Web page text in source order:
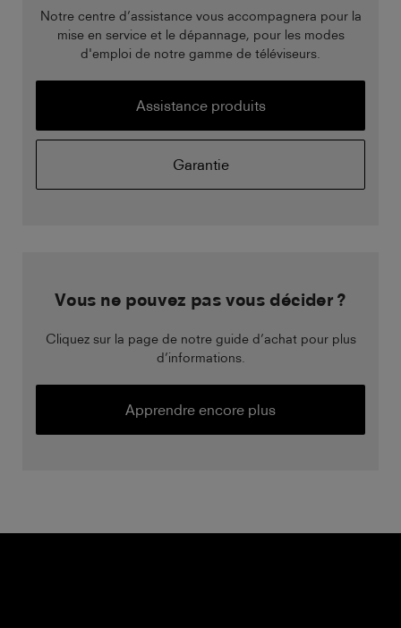
Notre centre d’assistance vous accompagnera pour la
mise en service et le dépannage, pour les modes
d'emploi de notre gamme de téléviseurs.
Assistance produits
Garantie
Vous ne pouvez pas vous décider ?
Cliquez sur la page de notre guide d’achat pour plus
d’informations.
Apprendre encore plus